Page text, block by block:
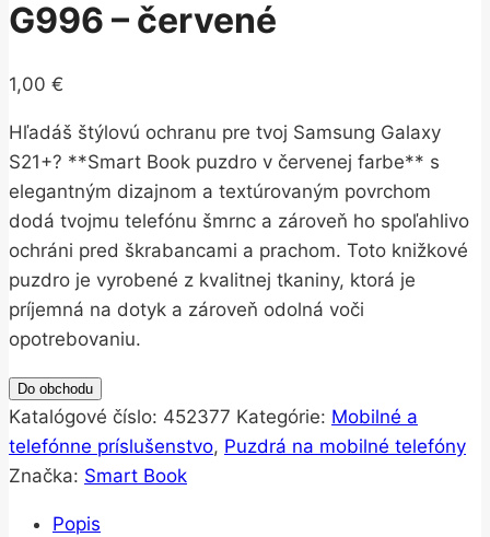
G996 – červené
1,00 €
Hľadáš štýlovú ochranu pre tvoj Samsung Galaxy
S21+? **Smart Book puzdro v červenej farbe** s
elegantným dizajnom a textúrovaným povrchom
dodá tvojmu telefónu šmrnc a zároveň ho spoľahlivo
ochráni pred škrabancami a prachom. Toto knižkové
puzdro je vyrobené z kvalitnej tkaniny, ktorá je
príjemná na dotyk a zároveň odolná voči
opotrebovaniu.
Do obchodu
Katalógové číslo: 452377 Kategórie: Mobilné a
telefónne príslušenstvo, Puzdrá na mobilné telefóny
Značka: Smart Book
Popis